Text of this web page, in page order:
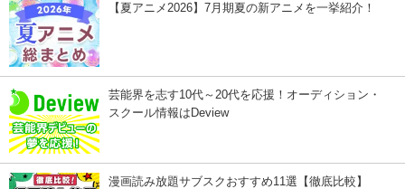
【夏アニメ2026】7月期夏の新アニメを一挙紹介！
芸能界を志す10代～20代を応援！オーディション・
スクール情報はDeview
漫画読み放題サブスクおすすめ11選【徹底比較】